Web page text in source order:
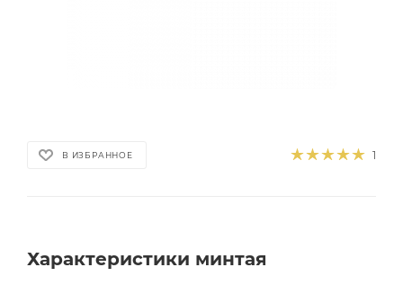
В ИЗБРАННОЕ 1
Характеристики минтая